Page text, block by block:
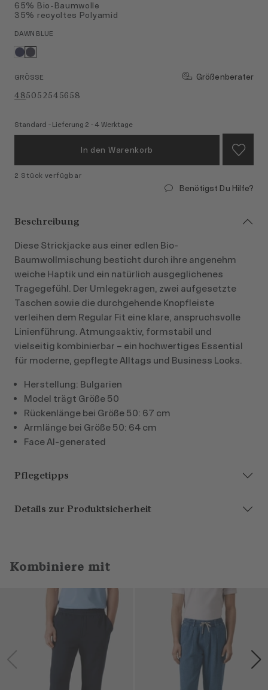
65% Bio-Baumwolle
35% recycltes Polyamid
DAWN BLUE
GRÖSSE
Größenberater
485052545658
Standard - Lieferung 2 - 4 Werktage
In den Warenkorb
2 Stück verfügbar
Benötigst Du Hilfe?
Beschreibung
Diese Strickjacke aus einer edlen Bio-
Baumwollmischung besticht durch ihre angenehm
weiche Haptik und ein natürlich ausgeglichenes
Tragegefühl. Der Umlegekragen, zwei aufgesetzte
Taschen sowie die durchgehende Knopfleiste
verleihen dem Regular Fit eine klare, anspruchsvolle
Linienführung. Atmungsaktiv, formstabil und
vielseitig kombinierbar – ein hochwertiges Essential
für moderne, gepflegte Alltags und Business Looks.
Herstellung: Bulgarien
Model trägt Größe 50
Rückenlänge bei Größe 50: 67 cm
Armlänge bei Größe 50: 64 cm
Face AI-generated
Pflegetipps
Details zur Produktsicherheit
Kombiniere mit